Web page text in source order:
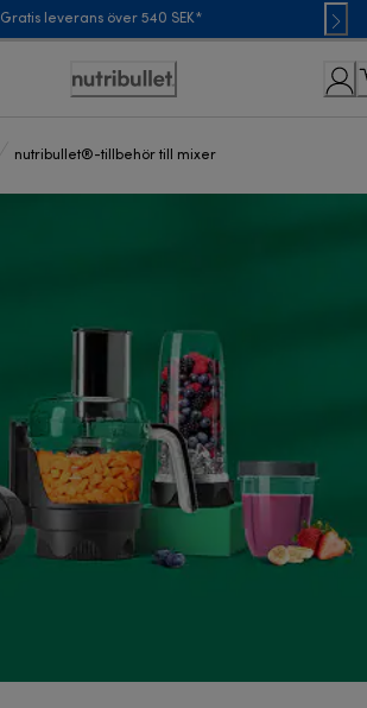
Gratis leverans över 540 SEK*
Accessibility
nutribullet®-tillbehör till mixer